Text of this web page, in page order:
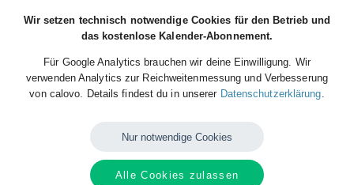
Wir setzen technisch notwendige Cookies für den Betrieb und
das kostenlose Kalender-Abonnement.
Für Google Analytics brauchen wir deine Einwilligung. Wir
verwenden Analytics zur Reichweitenmessung und Verbesserung
von calovo. Details findest du in unserer Datenschutzerklärung
Nur notwendige Cookies
Alle Cookies zulassen